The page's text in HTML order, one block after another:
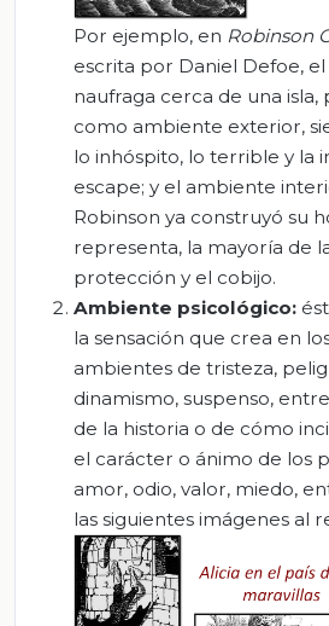
Por ejemplo, en Robinson
escrita por Daniel Defoe,
naufraga cerca de una
como ambiente exterior,
lo inhóspito, lo terrible y la
escape; y el ambiente
Robinson ya construyó su
representa, la mayoría de
protección y el cobijo.
Ambiente psicológico:
la sensación que crea en
ambientes de tristeza,
dinamismo, suspenso,
de la historia o de cómo
el carácter o ánimo de los
amor, odio, valor, miedo,
las siguientes imágenes al